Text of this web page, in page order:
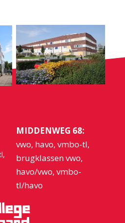
MIDDENWEG 68:
vwo, havo, vmbo-tl,
brugklassen vwo,
havo/vwo, vmbo-
tl/havo